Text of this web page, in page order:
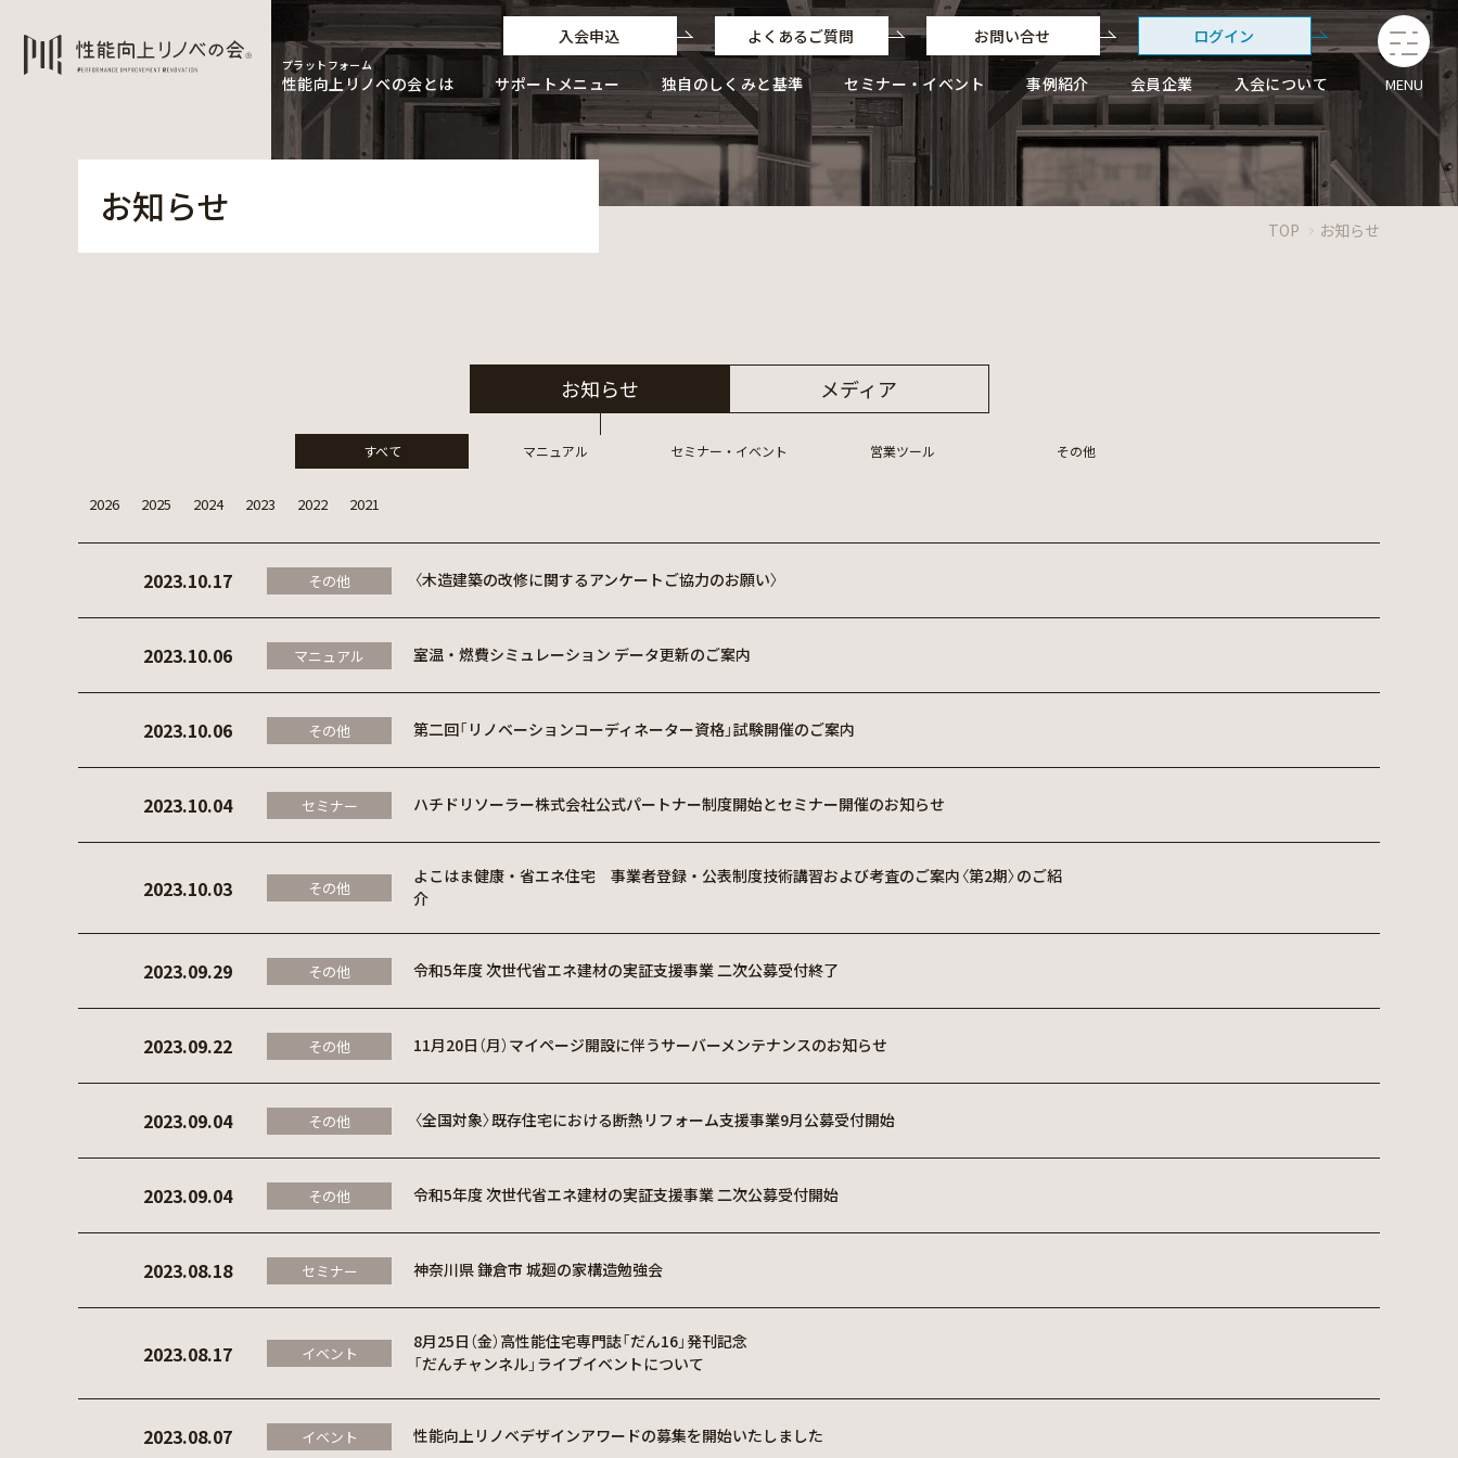
プラットフォーム
性能向上リノベの会とは サポートメニュー
独自のしくみと基準
独自のしくみと基準
独自のフローと業務ポイント
セミナー・イベント 事例紹介 会員企業 入会について
入会申込 よくあるご質問 お問い合せ ログイン
MENU
TOP お知らせ
お知らせ
お知らせ メディア
すべて マニュアル セミナー・イベント 営業ツール その他
2026 2025 2024 2023 2022 2021
2023.10.17 その他 〈木造建築の改修に関するアンケートご協力のお願い〉
2023.10.06 マニュアル 室温・燃費シミュレーション データ更新のご案内
2023.10.06 その他 第二回「リノベーションコーディネーター資格」試験開催のご案内
2023.10.04 セミナー ハチドリソーラー株式会社公式パートナー制度開始とセミナー開催のお知らせ
2023.10.03 その他
よこはま健康・省エネ住宅 事業者登録・公表制度技術講習および考査のご案内〈第2期〉のご紹
介
2023.09.29 その他 令和5年度 次世代省エネ建材の実証支援事業 二次公募受付終了
2023.09.22 その他 11月20日（月）マイページ開設に伴うサーバーメンテナンスのお知らせ
2023.09.04 その他 〈全国対象〉既存住宅における断熱リフォーム支援事業9月公募受付開始
2023.09.04 その他 令和5年度 次世代省エネ建材の実証支援事業 二次公募受付開始
2023.08.18 セミナー 神奈川県 鎌倉市 城廻の家構造勉強会
2023.08.17 イベント
8月25日（金）高性能住宅専門誌「だん16」発刊記念
「だんチャンネル」ライブイベントについて
2023.08.07 イベント 性能向上リノベデザインアワードの募集を開始いたしました